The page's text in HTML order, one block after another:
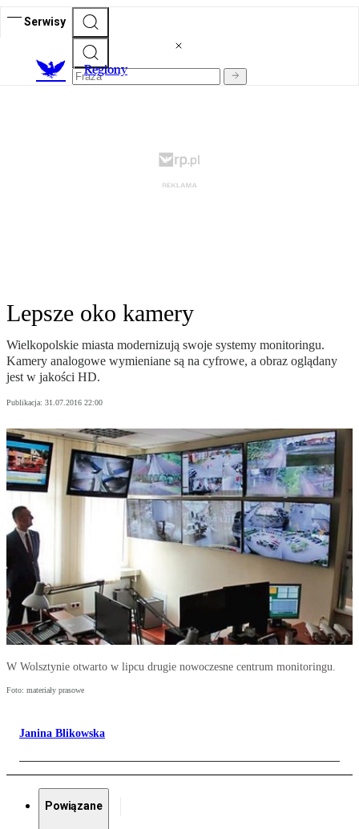
Serwisy
Regiony
Lepsze oko kamery
Wielkopolskie miasta modernizują swoje systemy monitoringu.
Kamery analogowe wymieniane są na cyfrowe, a obraz oglądany
jest w jakości HD.
Publikacja: 31.07.2016 22:00
W Wolsztynie otwarto w lipcu drugie nowoczesne centrum monitoringu.
Foto: materiały prasowe
Janina Blikowska
Powiązane